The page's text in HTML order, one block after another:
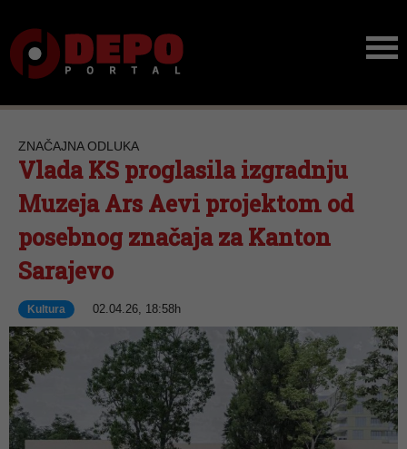
ZNAČAJNA ODLUKA
Vlada KS proglasila izgradnju
Muzeja Ars Aevi projektom od
posebnog značaja za Kanton
Sarajevo
Kultura 02.04.26, 18:58h